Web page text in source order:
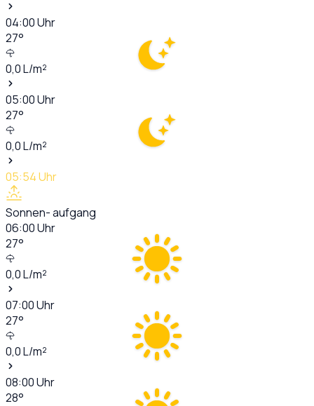
04:00Uhr
27°
0,0L/m²
05:00Uhr
27°
0,0L/m²
05:54Uhr
Sonnen- aufgang
06:00Uhr
27°
0,0L/m²
07:00Uhr
27°
0,0L/m²
08:00Uhr
28°